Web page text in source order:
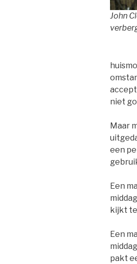
John
niet
Maar
een
Een
kijkt
Een
pakt